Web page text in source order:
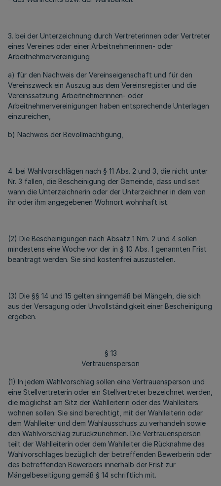
3. bei der Unterzeichnung durch Vertreterinnen oder Vertreter
eines Vereines oder einer Arbeitnehmerinnen- oder
Arbeitnehmervereinigung
a) für den Nachweis der Vereinseigenschaft und für den
Vereinszweck ein Auszug aus dem Vereinsregister und die
Vereinssatzung. Arbeitnehmerinnen- oder
Arbeitnehmervereinigungen haben entsprechende Unterlagen
einzureichen,
b) Nachweis der Bevollmächtigung,
4. bei Wahlvorschlägen nach § 11 Abs. 2 und 3, die nicht unter
Nr. 3 fallen, die Bescheinigung der Gemeinde, dass und seit
wann die Unterzeichnerin oder der Unterzeichner in dem von
ihr oder ihm angegebenen Wohnort wohnhaft ist.
(2) Die Bescheinigungen nach Absatz 1 Nrn. 2 und 4 sollen
mindestens eine Woche vor der in § 10 Abs. 1 genannten Frist
beantragt werden. Sie sind kostenfrei auszustellen.
(3) Die §§ 14 und 15 gelten sinngemäß bei Mängeln, die sich
aus der Versagung oder Unvollständigkeit einer Bescheinigung
ergeben.
§ 13
Vertrauensperson
(1) In jedem Wahlvorschlag sollen eine Vertrauensperson und
eine Stellvertreterin oder ein Stellvertreter bezeichnet werden,
die möglichst am Sitz der Wahlleiterin oder des Wahlleiters
wohnen sollen. Sie sind berechtigt, mit der Wahlleiterin oder
dem Wahlleiter und dem Wahlausschuss zu verhandeln sowie
den Wahlvorschlag zurückzunehmen. Die Vertrauensperson
teilt der Wahlleiterin oder dem Wahlleiter die Rücknahme des
Wahlvorschlages bezüglich der betreffenden Bewerberin oder
des betreffenden Bewerbers innerhalb der Frist zur
Mängelbeseitigung gemäß § 14 schriftlich mit.